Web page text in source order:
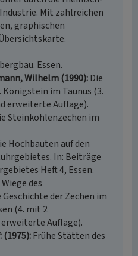
Mit zahlreichen
graphischen
Essen.
Wilhelm (1990) Die
Königstein im Taunus (3.
erweiterte Auflage).
Steinkohlenzechen im
Hochbauten auf den
In: Beiträge
Heft 4, Essen.
des
der Zechen im
(4. mit 2
Auflage).
(1975) Frühe Stätten des